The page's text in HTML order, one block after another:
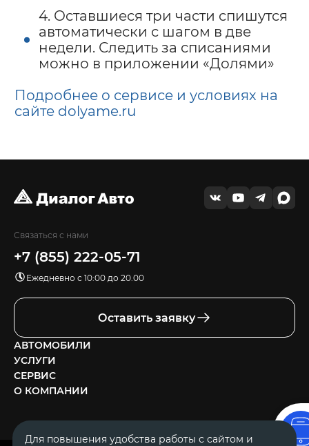
4. Оставшиеся три части спишутся
автоматически с шагом в две
недели. Следить за списаниями
можно в приложении «Долями»
Подробнее о сервисе и условиях на
сайте dolyame.ru
Связаться с нами
+7 (855) 222-05-71
Ежедневно с 10:00 до 20.00
Оставить заявку
АВТОМОБИЛИ
УСЛУГИ
СЕРВИС
О КОМПАНИИ
Для повышения удобства работы с сайтом и